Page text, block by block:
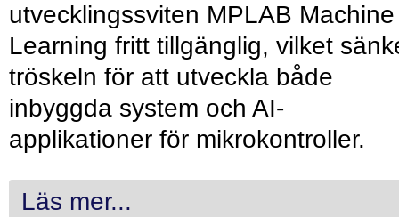
utvecklingssviten MPLAB Machine
Learning fritt tillgänglig, vilket
tröskeln för att utveckla både
inbyggda system och AI-
applikationer för mikrokontroller.
Läs mer...